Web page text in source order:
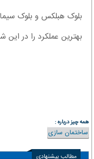
بلوک هبلکس و بلوک
بهترین عملکرد را در این
همه چیز درباره :
ساختمان سازی
مطالب پیشنهادی